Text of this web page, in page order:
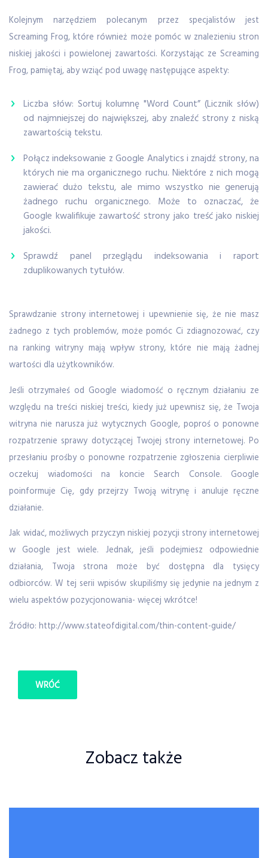
Kolejnym narzędziem polecanym przez specjalistów jest
Screaming Frog, które również może pomóc w znalezieniu stron
niskiej jakości i powielonej zawartości. Korzystając ze Screaming
Frog, pamiętaj, aby wziąć pod uwagę następujące aspekty:
Liczba słów: Sortuj kolumnę "Word Count” (Licznik słów)
od najmniejszej do największej, aby znaleźć strony z niską
zawartością tekstu.
Połącz indeksowanie z Google Analytics i znajdź strony, na
których nie ma organicznego ruchu. Niektóre z nich mogą
zawierać dużo tekstu, ale mimo wszystko nie generują
żadnego ruchu organicznego. Może to oznaczać, że
Google kwalifikuje zawartość strony jako treść jako niskiej
jakości.
Sprawdź panel przeglądu indeksowania i raport
zduplikowanych tytułów.
Sprawdzanie strony internetowej i upewnienie się, że nie masz
żadnego z tych problemów, może pomóc Ci zdiagnozować, czy
na ranking witryny mają wpływ strony, które nie mają żadnej
wartości dla użytkowników.
Jeśli otrzymałeś od Google wiadomość o ręcznym działaniu ze
względu na treści niskiej treści, kiedy już upewnisz się, że Twoja
witryna nie narusza już wytycznych Google, poproś o ponowne
rozpatrzenie sprawy dotyczącej Twojej strony internetowej. Po
przesłaniu prośby o ponowne rozpatrzenie zgłoszenia cierpliwie
oczekuj wiadomości na koncie Search Console. Google
poinformuje Cię, gdy przejrzy Twoją witrynę i anuluje ręczne
działanie.
Jak widać, możliwych przyczyn niskiej pozycji strony internetowej
w Google jest wiele. Jednak, jeśli podejmiesz odpowiednie
działania, Twoja strona może być dostępna dla tysięcy
odbiorców. W tej serii wpisów skupiliśmy się jedynie na jednym z
wielu aspektów pozycjonowania- więcej wkrótce!
Źródło: http://www.stateofdigital.com/thin-content-guide/
WRÓĆ
Zobacz także